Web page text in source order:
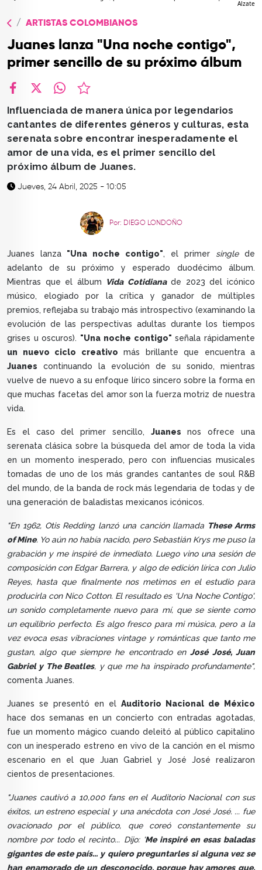
Alzate
ARTISTAS COLOMBIANOS
Juanes lanza "Una noche contigo",
primer sencillo de su próximo álbum
Influenciada de manera única por legendarios
cantantes de diferentes géneros y culturas, esta
serenata sobre encontrar inesperadamente el
amor de una vida, es el primer sencillo del
próximo álbum de Juanes.
Jueves, 24 Abril, 2025 - 10:05
Por: DIEGO LONDOÑO
Juanes lanza "Una noche contigo", el primer singlede
adelanto de su próximo y esperado duodécimo álbum.
Mientras que el álbum
Vida Cotidianade 2023 del icónico
músico, elogiado por la crítica y ganador de múltiples
premios, reflejaba su trabajo más introspectivo (examinando la
evolución de las perspectivas adultas durante los tiempos
grises u oscuros). "Una noche contigo" señala rápidamente
un nuevo ciclo creativo más brillante que encuentra a
Juanes continuando la evolución de su sonido, mientras
vuelve de nuevo a su enfoque lírico sincero sobre la forma en
que muchas facetas del amor son la fuerza motriz de nuestra
vida.
Es el caso del primer sencillo, Juanes nos ofrece una
serenata clásica sobre la búsqueda del amor de toda la vida
en un momento inesperado, pero con influencias musicales
tomadas de uno de los más grandes cantantes de soul R&B
del mundo, de la banda de rock más legendaria de todas y de
una generación de baladistas mexicanos icónicos.
"En 1962, Otis Redding lanzó una canción llamada These Arms
of Mine. Yo aún no había nacido, pero Sebastián Krys me puso la
grabación y me inspiré de inmediato. Luego vino una sesión de
composición con Edgar Barrera, y algo de edición lírica con Julio
Reyes, hasta que finalmente nos metimos en el estudio para
producirla con Nico Cotton. El resultado es 'Una Noche Contigo',
un sonido completamente nuevo para mí, que se siente como
un equilibrio perfecto. Es algo fresco para mi música, pero a la
vez evoca esas vibraciones vintage y románticas que tanto me
gustan, algo que siempre he encontrado enJosé José, Juan
Gabriel y The Beatles, y que me ha inspirado profundamente",
comenta Juanes.
Juanes se presentó en el Auditorio Nacional de México
hace dos semanas en un concierto con entradas agotadas,
fue un momento mágico cuando deleitó al público capitalino
con un inesperado estreno en vivo de la canción en el mismo
escenario en el que Juan Gabriel y José José realizaron
cientos de presentaciones.
"Juanes cautivó a 10,000 fans en el Auditorio Nacional con sus
éxitos, un estreno especial y una anécdota con José José. ... fue
ovacionado por el público, que coreó constantemente su
nombre por todo el recinto... Dijo: 'Me inspiré en esas baladas
gigantes de este país... y quiero preguntarles si alguna vez se
han enamorado de un desconocido, porque hay amores que,